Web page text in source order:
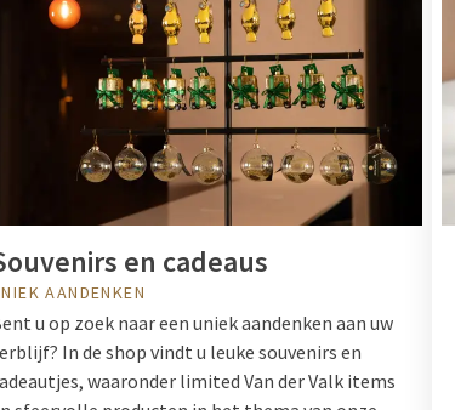
en cadeaus
AANDENKEN
u op zoek naar een uniek aandenken aan uw
In de shop vindt u leuke souvenirs en
waaronder limited Van der Valk items